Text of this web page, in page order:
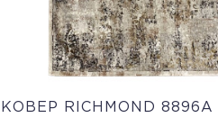
КОВЕР RICHMOND 8896A